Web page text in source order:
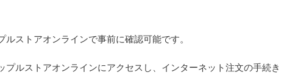
ストアオンラインで事前に確認可能です。
プルストアオンラインにアクセスし、インターネット注文の手続き